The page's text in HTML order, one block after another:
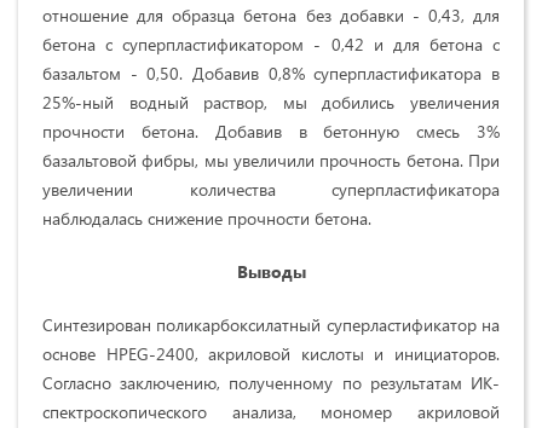
отношение для образца бетона без добавки - 0,43, для
бетона с суперпластификатором - 0,42 и для бетона с
базальтом - 0,50. Добавив 0,8% суперпластификатора в
25%-ный водный раствор, мы добились увеличения
прочности бетона. Добавив в бетонную смесь 3%
базальтовой фибры, мы увеличили прочность бетона. При
увеличении количества суперпластификатора
наблюдалась снижение прочности бетона.
Выводы
Синтезирован поликарбоксилатный суперластификатор на
основе HPEG-2400, акриловой кислоты и инициаторов.
Согласно заключению, полученному по результатам ИК-
спектроскопического анализа, мономер акриловой